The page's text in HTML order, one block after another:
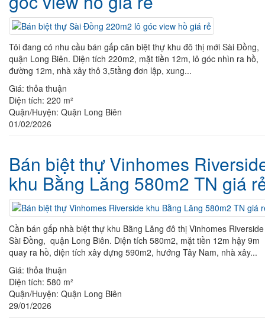
Tôi đang có nhu cầu bán gấp căn biệt thự khu đô thị mới Sài Đồng,
quận Long Biên. Diện tích 220m2, mặt tiền 12m, lô góc nhìn ra hồ,
đường 12m, nhà xây thô 3,5tầng đơn lập, xung...
Giá: thỏa thuận
Diện tích: 220 m²
Quận/Huyện: Quận Long Biên
01/02/2026
Bán biệt thự Vinhomes
khu Bằng Lăng 580m2 TN giá
Cần bán gấp nhà biệt thự khu Bằng Lăng đô thị Vinhomes Riverside
Sài Đồng, quận Long Biên. Diện tích 580m2, mặt tiền 12m hậy 9m
quay ra hồ, diện tích xây dựng 590m2, hướng Tây Nam, nhà xây...
Giá: thỏa thuận
Diện tích: 580 m²
Quận/Huyện: Quận Long Biên
29/01/2026